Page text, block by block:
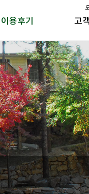
이용후기 고
이용후기
공
갤
수
이용후기
공
수